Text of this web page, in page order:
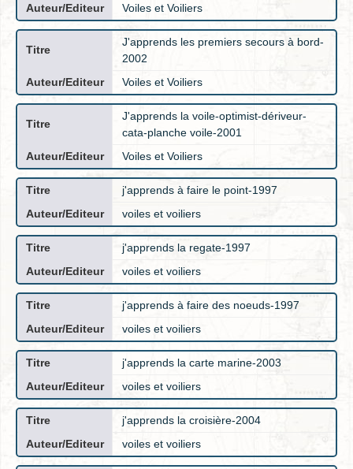
Voiles et Voiliers
J'apprends les premiers secours à bord-
2002
Voiles et Voiliers
J'apprends la voile-optimist-dériveur-
cata-planche voile-2001
Voiles et Voiliers
j'apprends à faire le point-1997
voiles et voiliers
j'apprends la regate-1997
voiles et voiliers
j'apprends à faire des noeuds-1997
voiles et voiliers
j'apprends la carte marine-2003
voiles et voiliers
j'apprends la croisière-2004
voiles et voiliers